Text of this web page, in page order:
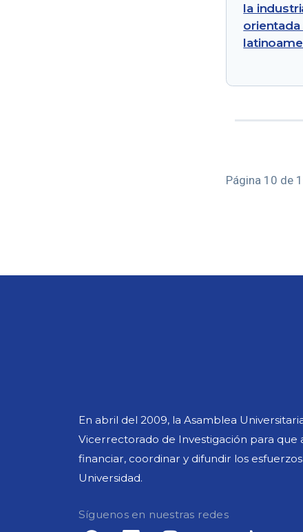
la
Página 10 de
En abril del 2009, la Asamblea
Vicerrectorado de Investigación para que
financiar, coordinar y difundir los
Universidad.
Síguenos en nuestras redes